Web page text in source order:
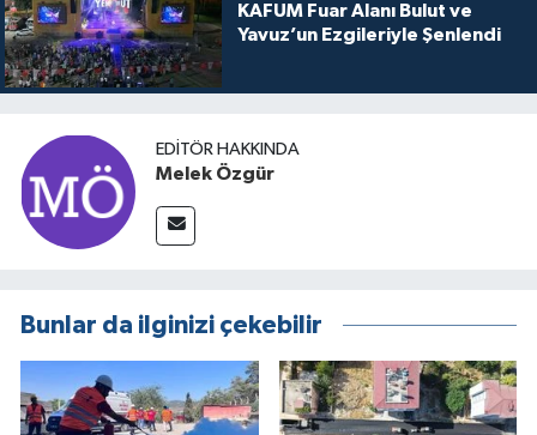
KAFUM Fuar Alanı Bulut ve
Yavuz’un Ezgileriyle Şenlendi
EDITÖR HAKKINDA
Melek Özgür
Bunlar da ilginizi çekebilir